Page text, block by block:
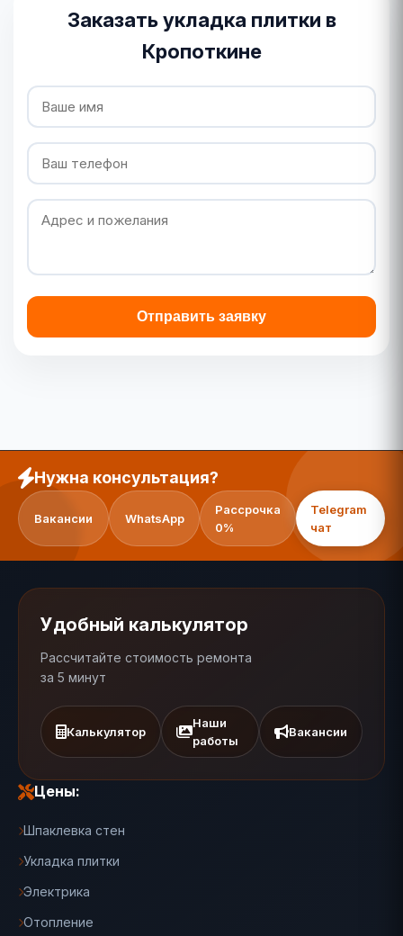
Заказать укладка плитки в
Кропоткине
Отправить заявку
Нужна консультация?
Вакансии WhatsApp
Рассрочка
0%
Telegram
чат
Удобный калькулятор
Рассчитайте стоимость ремонта
за 5 минут
Калькулятор
Наши
работы
Вакансии
Цены:
Шпаклевка стен
Укладка плитки
Электрика
Отопление